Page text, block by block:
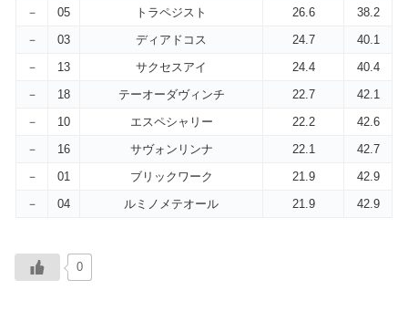
－
05 トラペジスト 26.6
38.2
－
03 ディアドコス 24.7
40.1
－
13 サクセスアイ 24.4
40.4
－
18 テーオーダヴィンチ 22.7
42.1
－
10 エスペシャリー 22.2
42.6
－
16 サヴォンリンナ 22.1
42.7
－
01 ブリックワーク 21.9
42.9
－
04 ルミノメテオール 21.9 42.9
0